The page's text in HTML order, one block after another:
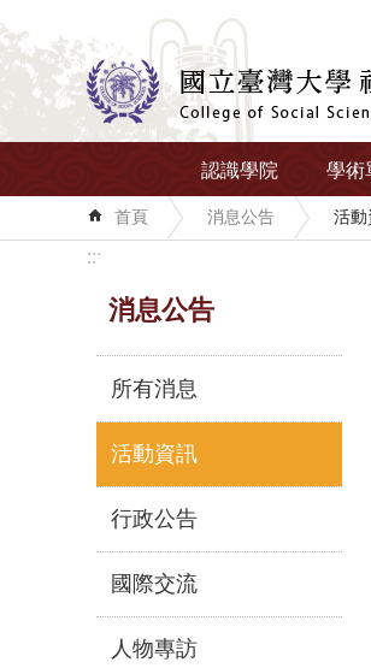
跳到主要內容區塊
認識學院 學術
首頁 消息公告 活動
:::
消息公告
所有消息
活動資訊
行政公告
國際交流
人物專訪